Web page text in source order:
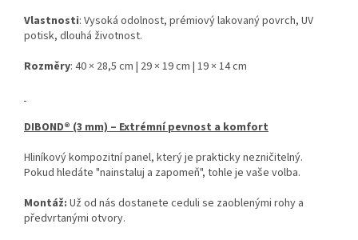
Vlastnosti: Vysoká odolnost, prémiový lakovaný povrch, UV
potisk, dlouhá životnost.
Rozměry: 40 × 28,5 cm | 29 × 19 cm | 19 × 14 cm
DIBOND® (3 mm) – Extrémní pevnost a komfort
Hliníkový kompozitní panel, který je prakticky nezničitelný.
Pokud hledáte "nainstaluj a zapomeň", tohle je vaše volba.
Montáž: Už od nás dostanete ceduli se zaoblenými rohy a
předvrtanými otvory.